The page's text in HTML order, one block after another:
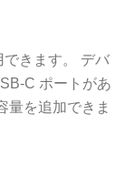
きます。 デバ
C ポートがあ
量を追加できま